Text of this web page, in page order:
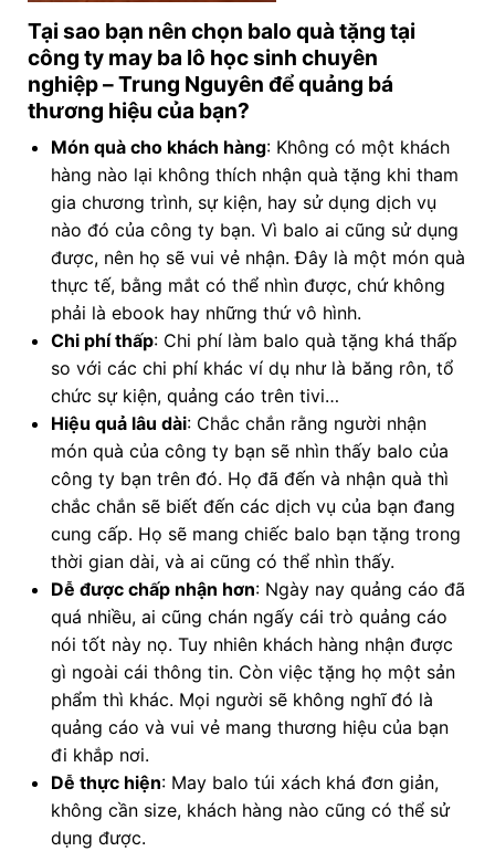
Tại sao bạn nên chọn balo quà tặng tại
công ty may ba lô học sinh chuyên
nghiệp– Trung Nguyên để quảng bá
thương hiệu của bạn?
Món quà cho khách hàng: Không có một khách
hàng nào lại không thích nhận quà tặng khi tham
gia chương trình, sự kiện, hay sử dụng dịch vụ
nào đó của công ty bạn. Vì balo ai cũng sử dụng
được, nên họ sẽ vui vẻ nhận. Đây là một món quà
thực tế, bằng mắt có thể nhìn được, chứ không
phải là ebook hay những thứ vô hình.
Chi phí thấp: Chi phí làm balo quà tặng khá thấp
so với các chi phí khác ví dụ như là băng rôn, tổ
chức sự kiện, quảng cáo trên tivi…
Hiệu quả lâu dài: Chắc chắn rằng người nhận
món quà của công ty bạn sẽ nhìn thấy balo của
công ty bạn trên đó. Họ đã đến và nhận quà thì
chắc chắn sẽ biết đến các dịch vụ của bạn đang
cung cấp. Họ sẽ mang chiếc balo bạn tặng trong
thời gian dài, và ai cũng có thể nhìn thấy.
Dễ được chấp nhận hơn: Ngày nay quảng cáo đã
quá nhiều, ai cũng chán ngấy cái trò quảng cáo
nói tốt này nọ. Tuy nhiên khách hàng nhận được
gì ngoài cái thông tin. Còn việc tặng họ một sản
phẩm thì khác. Mọi người sẽ không nghĩ đó là
quảng cáo và vui vẻ mang thương hiệu của bạn
đi khắp nơi.
Dễ thực hiện: May balo túi xách khá đơn giản,
không cần size, khách hàng nào cũng có thể sử
dụng được.